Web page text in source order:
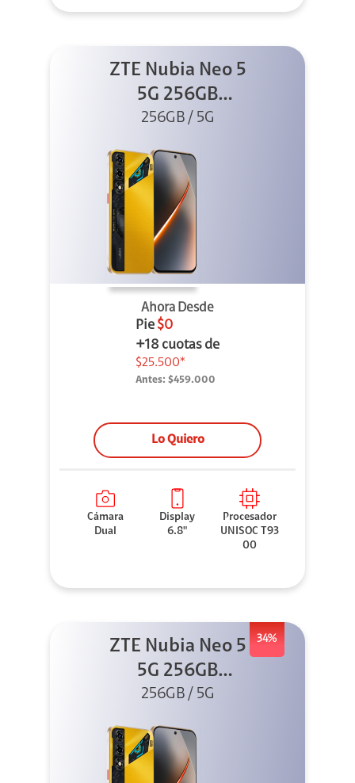
ZTE Nubia Neo 5
5G 256GB
Dorado
256GB / 5G
Ahora Desde
Pie $0
+18 cuotas de
$25.500*
Antes: $459.000
Lo Quiero
Cámara
Dual
Display
6.8"
Procesador
UNISOC T93
00
34%
ZTE Nubia Neo 5
5G 256GB
Dorado
256GB / 5G